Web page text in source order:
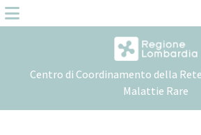
Centro di Coordinamento della
Malattie Rare